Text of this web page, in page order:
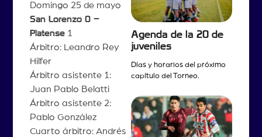
Domingo 25 de mayo
San Lorenzo 0 –
Platense1
Árbitro: Leandro Rey
Hilfer
Árbitro asistente 1:
Juan Pablo Belatti
Árbitro asistente 2:
Pablo González
Cuarto árbitro: Andrés
Agenda de la 20 de
juveniles
Días y horarios del próximo
capítulo del Torneo.